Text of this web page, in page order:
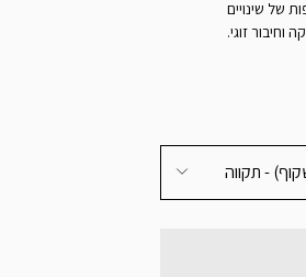
של שינויים
זוגי.
- תקווה